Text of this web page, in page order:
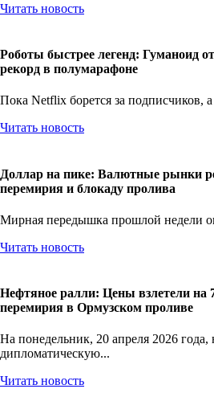
Читать новость
Роботы быстрее легенд: Гуманоид
рекорд в полумарафоне
Пока Netflix борется за подписчиков,
Читать новость
Доллар на пике: Валютные рынки
перемирия и блокаду пролива
Мирная передышка прошлой недели
Читать новость
Нефтяное ралли: Цены взлетели на
перемирия в Ормузском проливе
На понедельник, 20 апреля 2026
дипломатическую...
Читать новость